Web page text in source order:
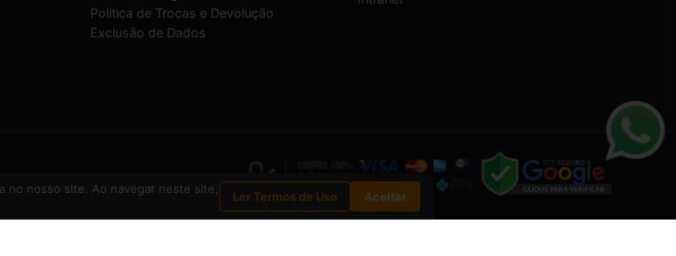
Política de Trocas e Devolução
Exclusão de Dados
no nosso site. Ao navegar neste site,
Ler Termos de Uso Aceitar